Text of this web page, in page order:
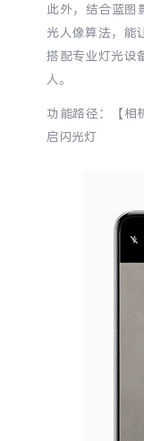
S20 Pro
全部
iQOO Neo11
iQOO Pad6
此外，结合蓝图
光人像算法，能
搭配专业灯光设
人。
功能路径：【相
启闪光灯